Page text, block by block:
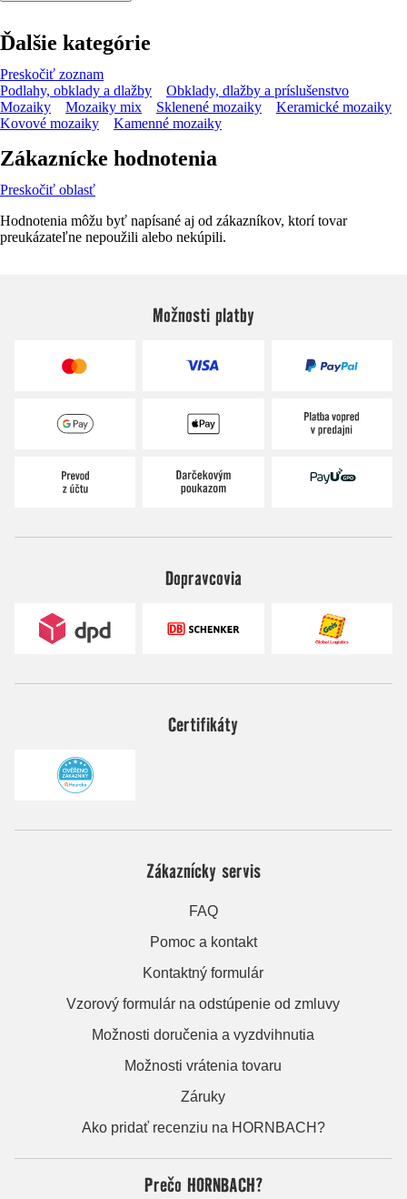
Ďalšie kategórie
Preskočiť zoznam
Podlahy, obklady a dlažby
Obklady, dlažby a príslušenstvo
Mozaiky
Mozaiky mix Sklenené mozaiky
Keramické mozaiky
Kovové mozaiky
Kamenné mozaiky
Zákaznícke hodnotenia
Preskočiť oblasť
Hodnotenia môžu byť napísané aj od zákazníkov, ktorí tovar
preukázateľne nepoužili alebo nekúpili.
Možnosti platby
Dopravcovia
Certifikáty
Zákaznícky servis
FAQ
Pomoc a kontakt
Kontaktný formulár
Vzorový formulár na odstúpenie od zmluvy
Možnosti doručenia a vyzdvihnutia
Možnosti vrátenia tovaru
Záruky
Ako pridať recenziu na HORNBACH?
Prečo HORNBACH?